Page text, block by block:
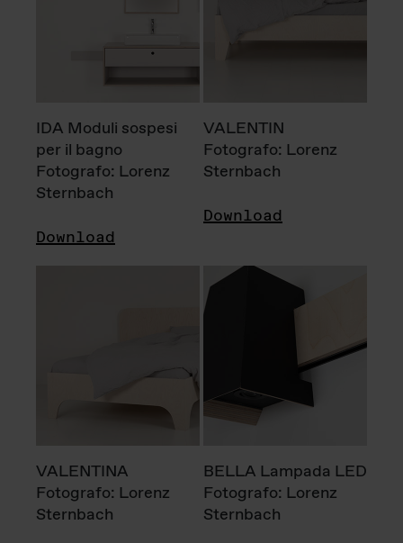
IDA Moduli sospesi
per il bagno
Fotografo: Lorenz
Sternbach
Download
VALENTIN
Fotografo: Lorenz
Sternbach
Download
VALENTINA
Fotografo: Lorenz
Sternbach
BELLA Lampada LED
Fotografo: Lorenz
Sternbach